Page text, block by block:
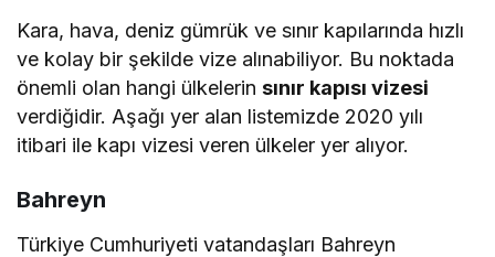
Kara, hava, deniz gümrük ve sınır kapılarında hızlı
ve kolay bir şekilde vize alınabiliyor. Bu noktada
önemli olan hangi ülkelerinsınır kapısı vizesi
verdiğidir. Aşağı yer alan listemizde 2020 yılı
itibari ile kapı vizesi veren ülkeler yer alıyor.
Bahreyn
Türkiye Cumhuriyeti vatandaşları Bahreyn